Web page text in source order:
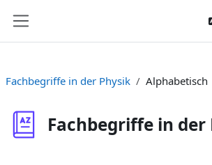
Fachbegriffe in der Physik Alphabetisch
Fachbegriffe in der